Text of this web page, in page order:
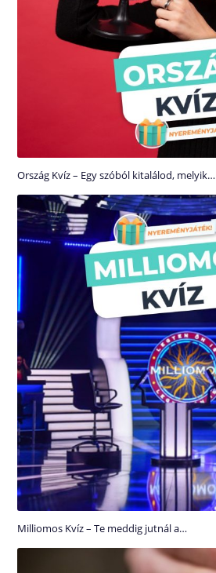
Ország Kvíz – Egy szóból kitalálod, melyik…
Milliomos Kvíz – Te meddig jutnál a…